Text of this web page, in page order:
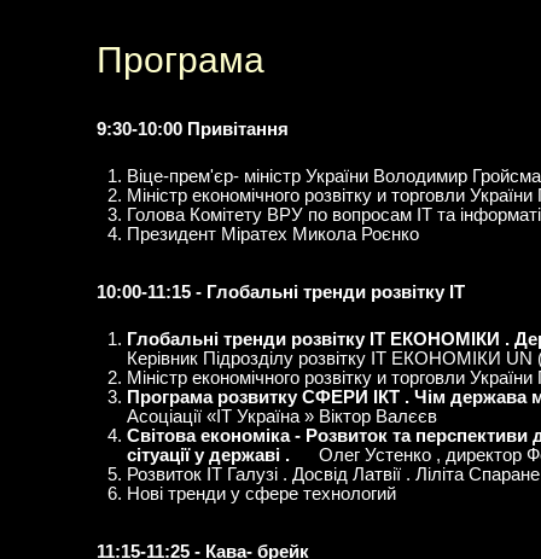
Програма
9:30-10:00 Привітання
Віце-прем'єр- міністр України Володимир
Міністр економічного розвітку и торговли
Голова Комітету ВРУ по вопросам ІТ та
Президент Міратех Микола Роєнко
10:00-11:15 - Глобальні тренди розвітку ІТ
Глобальні тренди розвітку ІТ ЕКОНОМІКИ .
Керівник Підрозділу розвітку ІТ ЕКОНОМІКИ
Міністр економічного розвітку и торговли
Програма розвитку СФЕРИ ІКТ . Чім держава
Асоціації «ІТ Україна » Віктор Валєєв
Світова економіка - Розвиток та перспективи
сітуації у державі .
Олег Устенко , директор
Розвиток ІТ Галузі . Досвід Латвії . Ліліта
Нові тренди у сфере технологий
11:15-11:25 - Кава- брейк